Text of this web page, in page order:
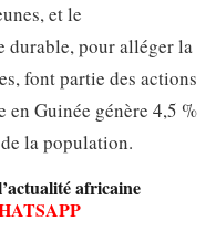
et le
durable, pour alléger la
font partie des actions
en Guinée génère 4,5 %
la population.
africaine